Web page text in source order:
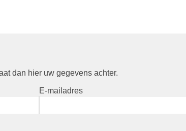
dan hier uw gegevens achter.
E-mailadres